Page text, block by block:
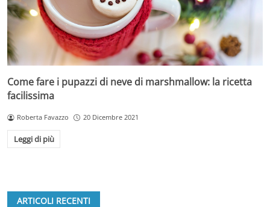
Come fare i pupazzi di neve di marshmallow: la ricetta
facilissima
Roberta Favazzo 20 Dicembre 2021
Leggi di più
ARTICOLI RECENTI